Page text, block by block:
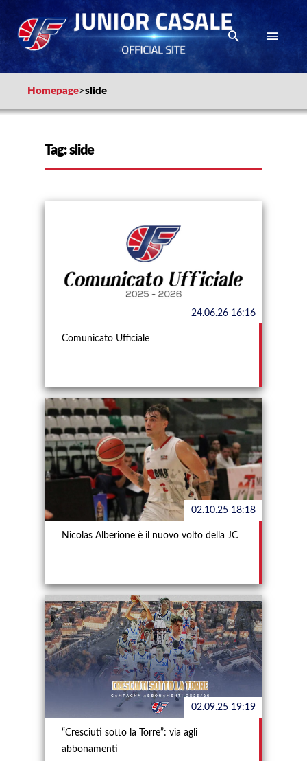
Homepage>slide
Tag:slide
24.06.26 16:16
Comunicato Ufficiale
02.10.25 18:18
Nicolas Alberione è il nuovo volto della JC
02.09.25 19:19
“Cresciuti sotto la Torre”: via agli
abbonamenti